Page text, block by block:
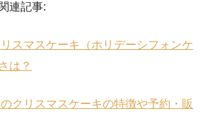
連記事:
スマスケーキ（ホリデーシフォンケ
は？
クリスマスケーキの特徴や予約・販